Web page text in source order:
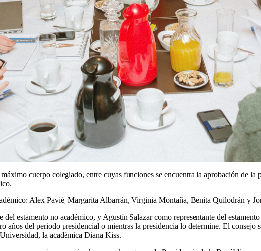
cuerpo colegiado, entre cuyas funciones se encuentra la aprobación de
Alex Pavié, Margarita Albarrán, Virginia Montaña, Benita Quilodrán y
estamento no académico, y Agustín Salazar como representante del
años del periodo presidencial o mientras la presidencia lo determine. El
la académica Diana Kiss.